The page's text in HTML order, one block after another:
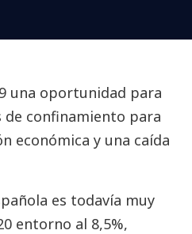
una oportunidad para
de confinamiento para
económica y una caída
es todavía muy
entorno al 8,5%,